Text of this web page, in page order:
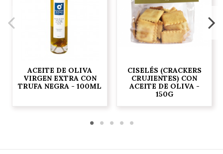
ACEITE DE OLIVA
VIRGEN EXTRA CON
TRUFA NEGRA - 100ML
CISELÉS (CRACKERS
CRUJIENTES) CON
ACEITE DE OLIVA -
150G